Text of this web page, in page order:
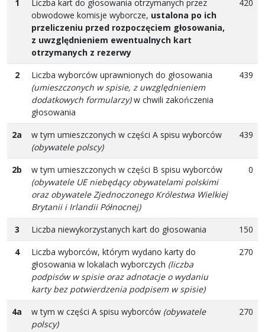
1
Liczba kart do głosowania otrzymanych przez
obwodowe komisje wyborcze, ustalona po ich
przeliczeniu przed rozpoczęciem głosowania,
z uwzględnieniem ewentualnych kart
otrzymanych z rezerwy
420
2
Liczba wyborców uprawnionych do głosowania
(umieszczonych w spisie, z uwzględnieniem
dodatkowych formularzy)w chwili zakończenia
głosowania
439
2a
w tym umieszczonych w części A spisu wyborców
(obywatele polscy)
439
2b
w tym umieszczonych w części B spisu wyborców
(obywatele UE niebędący obywatelami polskimi
oraz obywatele Zjednoczonego Królestwa Wielkiej
Brytanii i Irlandii Północnej)
0
3 Liczba niewykorzystanych kart do głosowania
150
4
Liczba wyborców, którym wydano karty do
głosowania w lokalach wyborczych (liczba
podpisów w spisie oraz adnotacje o wydaniu
karty bez potwierdzenia podpisem w spisie)
270
4a w tym w części A spisu wyborców (obywatele
polscy)
270